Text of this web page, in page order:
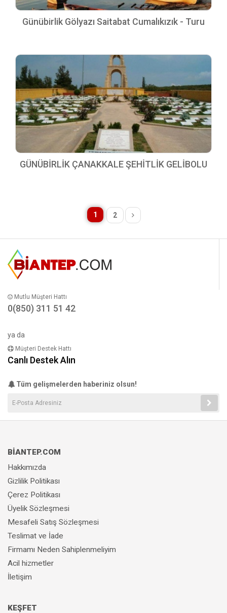
Günübirlik Gölyazı Saitabat Cumalıkızık - Turu
GÜNÜBİRLİK ÇANAKKALE ŞEHİTLİK GELİBOLU
1 2
Mutlu Müşteri Hattı
0(850) 311 51 42
ya da
Müşteri Destek Hattı
Canlı Destek Alın
Tüm gelişmelerden haberiniz olsun!
BİANTEP.COM
Hakkımızda
Gizlilik Politikası
Çerez Politikası
Üyelik Sözleşmesi
Mesafeli Satış Sözleşmesi
Teslimat ve İade
Firmamı Neden Sahiplenmeliyim
Acil hizmetler
İletişim
KEŞFET